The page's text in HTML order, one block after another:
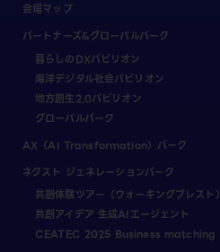
会場マップ
パートナーズ&グローバルパーク
暮らしのDXパビリオン
海洋デジタル社会パビリオン
地方創生2.0パビリオン
グローバルパーク
AX（AI Transformation）パーク
ネクスト ジェネレーションパーク
共創体験ツアー（ウォーキングブレスト）
共創アイデア 生成AIエージェント
CEATEC 2025 Business matching